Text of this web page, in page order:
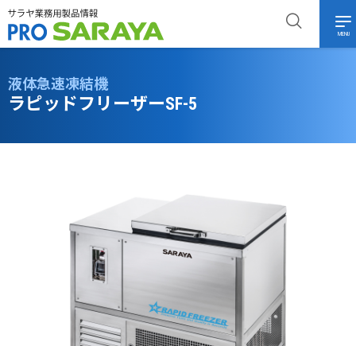
MENU
液体急速凍結機
ラピッドフリーザーSF-5